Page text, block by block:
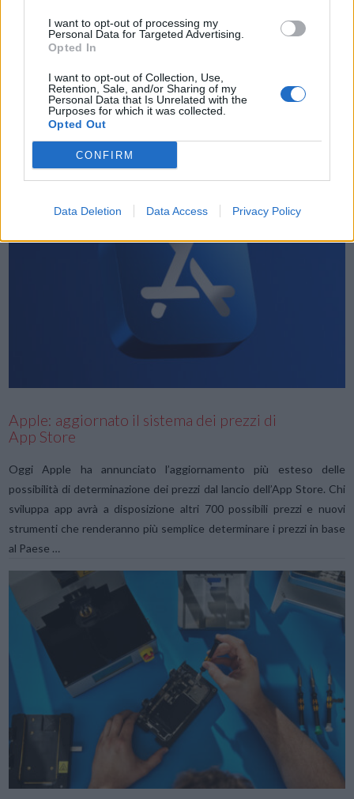
I want to opt-out of processing my
Personal Data for Targeted Advertising.
Opted In
I want to opt-out of Collection, Use,
Retention, Sale, and/or Sharing of my
Personal Data that Is Unrelated with the
Purposes for which it was collected.
Opted Out
CONFIRM
Data Deletion Data Access Privacy Policy
VIEW POST
Apple e i suoi team: nuove forme di solidarietà in
tutto il mondo
straordinari a sostenere organizzazioni locali e cause globali nelle
comunità di tutto il mondo. Da gennaio, Maranda Barhorst, una
dipendente Apple Store, presta volontariato da remoto: legge
audiolibri per i …
VIEW POST
Apple: aggiornato il sistema dei prezzi di
App Store
Oggi Apple ha annunciato l’aggiornamento più esteso delle
possibilità di determinazione dei prezzi dal lancio dell’App Store. Chi
sviluppa app avrà a disposizione altri 700 possibili prezzi e nuovi
strumenti che renderanno più semplice determinare i prezzi in base
al Paese …